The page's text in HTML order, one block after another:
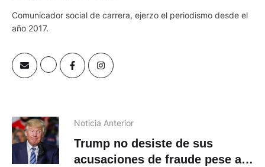
Comunicador social de carrera, ejerzo el periodismo desde el
año 2017.
Noticia Anterior
Trump no desiste de sus
acusaciones de fraude pese a